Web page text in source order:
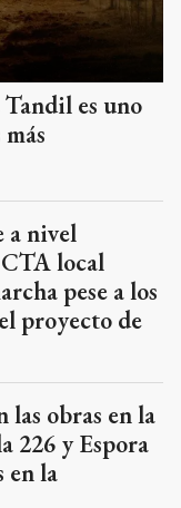
es uno
a nivel
local
pese a los
proyecto de
las obras en la
226 y Espora
en la